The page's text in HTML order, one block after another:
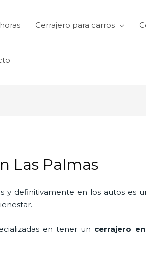
Cerrajero para carros
Las Palmas
y definitivamente en los autos es
en tener un cerrajero